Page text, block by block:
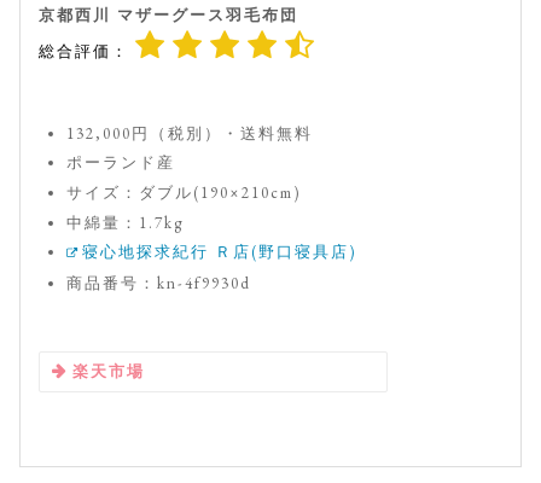
京都西川 マザーグース羽毛布団
総合評価：
132,000円（税別）・送料無料
ポーランド産
サイズ：ダブル(190×210cm)
中綿量：1.7kg
寝心地探求紀行 Ｒ店(野口寝具店)
商品番号：kn-4f9930d
楽天市場